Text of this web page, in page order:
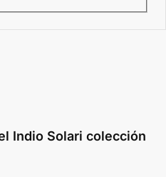
Indio Solari colección